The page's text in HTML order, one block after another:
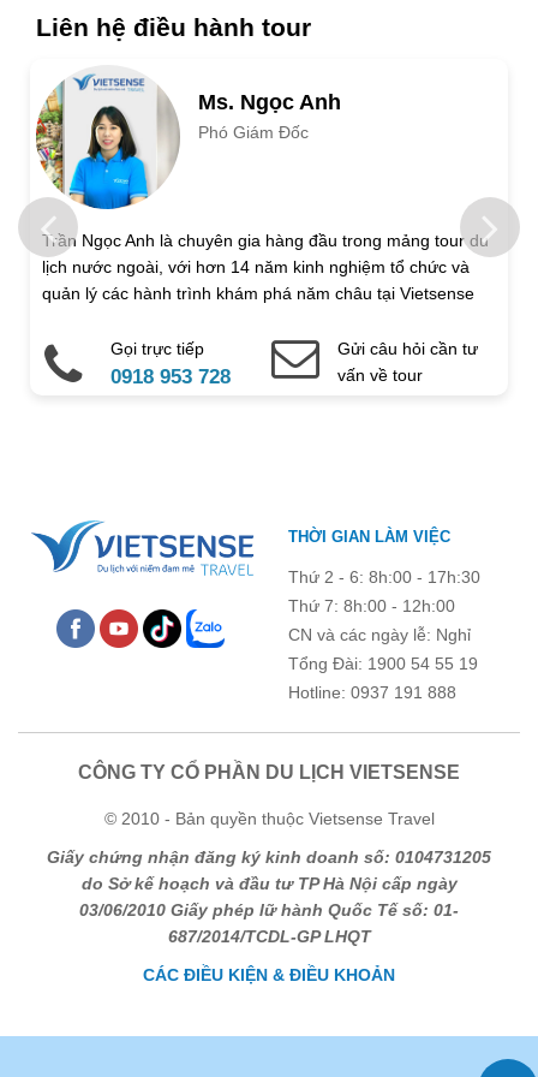
Số người lớn
Trẻ em 1 đến 5 tuổi
Họ và tên
Địa chỉ liên hệ
Điện thoại di động Email
Chú ý: Trường mang dấu (* ) là bắt buộc. Vui lòng không để
trống !
Liên hệ điều hành tour
Ms. Ngọc Anh
Phó Giám Đốc
Trần Ngọc Anh là chuyên gia hàng đầu trong mảng tour du
lịch nước ngoài, với hơn 14 năm kinh nghiệm tổ chức và
quản lý các hành trình khám phá năm châu tại Vietsense
Gọi trực tiếp
0918 953 728
Gửi câu hỏi cần tư
vấn về tour
THỜI GIAN LÀM VIỆC
Thứ 2 - 6: 8h:00 - 17h:30
Thứ 7: 8h:00 - 12h:00
CN và các ngày lễ: Nghỉ
Tổng Đài: 1900 54 55 19
Hotline: 0937 191 888
CÔNG TY CỔ PHẦN DU LỊCH VIETSENSE
© 2010 - Bản quyền thuộc Vietsense Travel
Giấy chứng nhận đăng ký kinh doanh số: 0104731205
do Sở kế hoạch và đầu tư TP Hà Nội cấp ngày
03/06/2010 Giấy phép lữ hành Quốc Tế số: 01-
687/2014/TCDL-GP LHQT
CÁC ĐIỀU KIỆN & ĐIỀU KHOẢN